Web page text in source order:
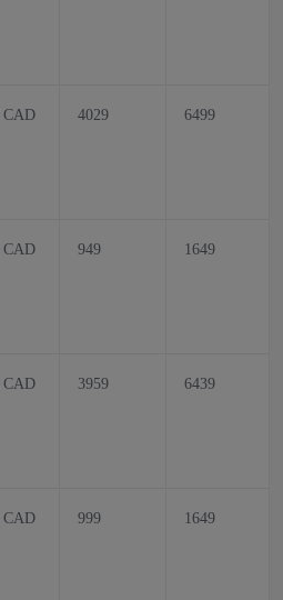
CAD 4029 6499
CAD 949 1649
CAD 3959 6439
CAD 999 1649